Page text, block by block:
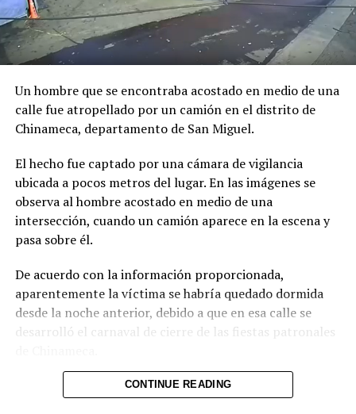
Un hombre que se encontraba acostado en medio de una
calle fue atropellado por un camión en el distrito de
Chinameca, departamento de San Miguel.
El hecho fue captado por una cámara de vigilancia
ubicada a pocos metros del lugar. En las imágenes se
observa al hombre acostado en medio de una
intersección, cuando un camión aparece en la escena y
pasa sobre él.
De acuerdo con la información proporcionada,
aparentemente la víctima se habría quedado dormida
desde la noche anterior, debido a que en esa calle se
desarrolló el carnaval de cierre de las fiestas patronales
Hasta el momento, el texto no proporciona información
CONTINUE READING